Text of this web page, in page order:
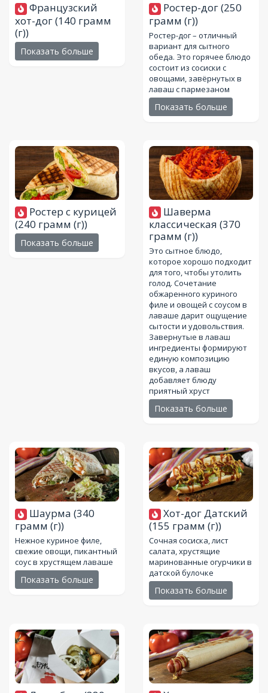
Французский
хот-дог(140 грамм
(г))
Показать больше
Ростер-дог(250
грамм (г))
Ростер-дог – отличный
вариант для сытного
обеда. Это горячее блюдо
состоит из сосиски с
овощами, завёрнутых в
лаваш с пармезаном
Показать больше
Ростер с курицей
(240 грамм (г))
Показать больше
Шаверма
классическая (370
грамм (г))
Это сытное блюдо,
которое хорошо подходит
для того, чтобы утолить
голод. Сочетание
обжаренного куриного
филе и овощей с соусом в
лаваше дарит ощущение
сытости и удовольствия.
Завернутые в лаваш
ингредиенты формируют
единую композицию
вкусов, а лаваш
добавляет блюду
приятный хруст
Показать больше
Шаурма(340
грамм (г))
Нежное куриное филе,
свежие овощи, пикантный
соус в хрустящем лаваше
Показать больше
Хот-дог Датский
(155 грамм (г))
Сочная сосиска, лист
салата, хрустящие
маринованные огурчики в
датской булочке
Показать больше